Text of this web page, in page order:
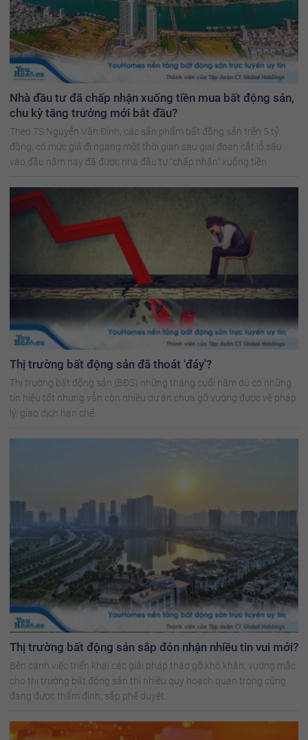
Nhà đầu tư đã chấp nhận xuống tiền mua bất động sản,
chu kỳ tăng trưởng mới bắt đầu?
Theo TS Nguyễn Văn Đính, các sản phẩm bất động sản trên 5 tỷ
đồng, có mức giá đi ngang một thời gian sau giai đoạn cắt lỗ sâu
vào đầu năm nay đã được nhà đầu tư "chấp nhận" xuống tiền
Thị trường bất động sản đã thoát 'đáy'?
Thị trường bất động sản (BĐS) những tháng cuối năm dù có những
tín hiệu tốt nhưng vẫn còn nhiều dự án chưa gỡ vướng được về pháp
lý, giao dịch hạn chế.
Thị trường bất động sản sắp đón nhận nhiều tin vui mới?
Bên cạnh việc triển khai các giải pháp tháo gỡ khó khăn, vướng mắc
cho thị trường bất động sản thì nhiều quy hoạch quan trọng cũng
đang được thẩm định, sắp phê duyệt.